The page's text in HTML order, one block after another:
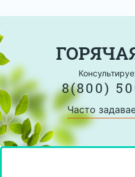
8(800)
Часто